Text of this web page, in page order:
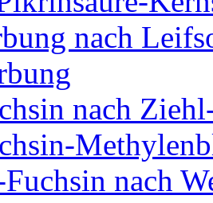
nach
nach
nach